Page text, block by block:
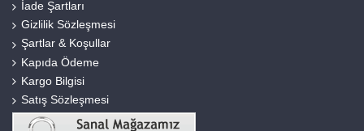
İade Şartları
Gizlilik Sözleşmesi
Şartlar & Koşullar
Kapıda Ödeme
Kargo Bilgisi
Satış Sözleşmesi